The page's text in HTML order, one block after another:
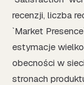
recenzji, liczba
`Market
estymacje
obecności w
stronach